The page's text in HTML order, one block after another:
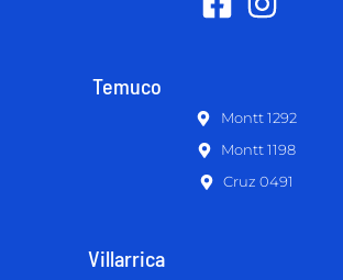
Temuco
Montt 1292
Montt 1198
Cruz 0491
Villarrica